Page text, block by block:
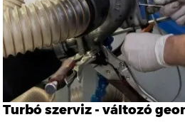
Turbó szerviz - változó